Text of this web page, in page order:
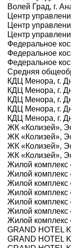
Волей Град, г.
Центр
Центр
Центр
Федеральное
Федеральное
Федеральное
Средняя
КДЦ Менора, г.
КДЦ Менора, г.
КДЦ Менора, г.
КДЦ Менора, г.
КДЦ Менора, г.
ЖК «Колизей»,
ЖК «Колизей»,
ЖК «Колизей»,
ЖК «Колизей»,
Жилой комплекс
Жилой комплекс
Жилой комплекс
Жилой комплекс
Жилой комплекс
Жилой комплекс
Жилой комплекс
GRAND HOTEL
GRAND HOTEL